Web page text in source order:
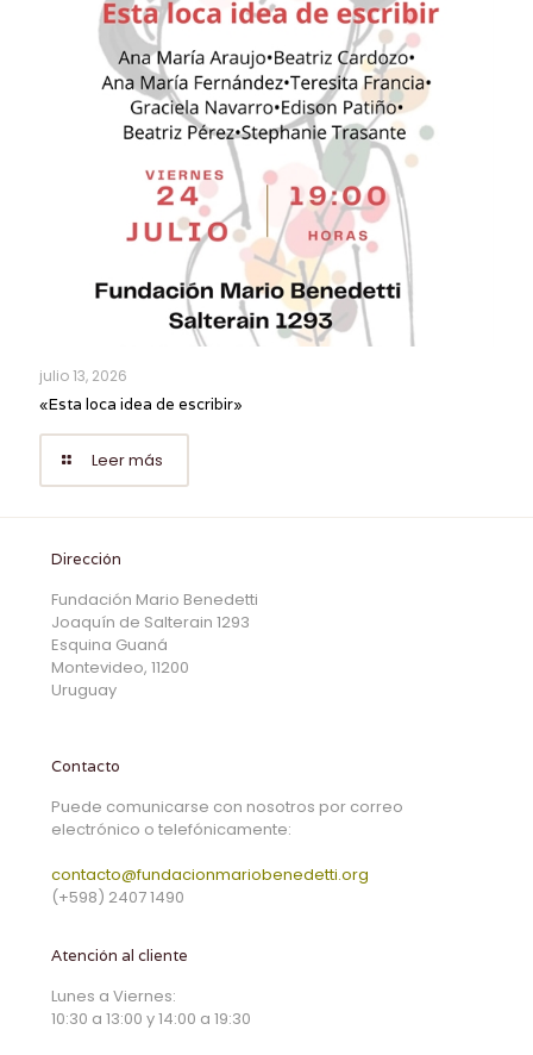
julio 13, 2026
«Esta loca idea de escribir»
Leer más
Dirección
Fundación Mario Benedetti
Joaquín de Salterain 1293
Esquina Guaná
Montevideo, 11200
Uruguay
Contacto
Puede comunicarse con nosotros por correo
electrónico o telefónicamente:
contacto@fundacionmariobenedetti.org
(+598) 2407 1490
Atención al cliente
Lunes a Viernes:
10:30 a 13:00 y 14:00 a 19:30